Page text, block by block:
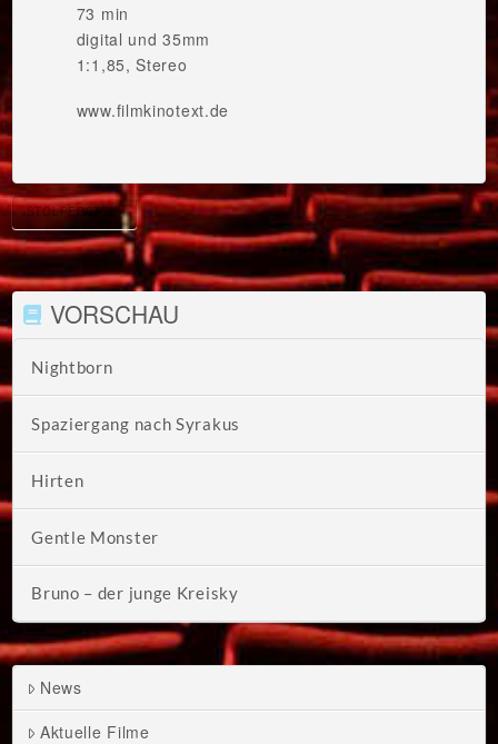
73 min
digital und 35mm
1:1,85, Stereo
www.filmkinotext.de
STOLPERSTEIN
VORSCHAU
Nightborn
Spaziergang nach Syrakus
Hirten
Gentle Monster
Bruno – der junge Kreisky
News
Aktuelle Filme